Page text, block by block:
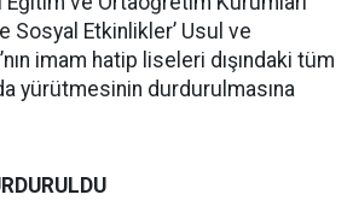
Sosyal Etkinlikler’ Usul ve
imam hatip liseleri dışındaki tüm
yürütmesinin durdurulmasına